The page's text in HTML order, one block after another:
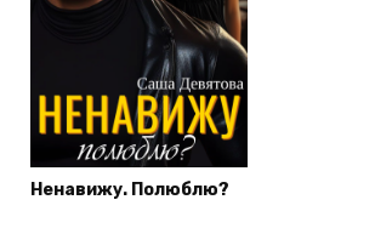
Ненавижу. Полюблю?